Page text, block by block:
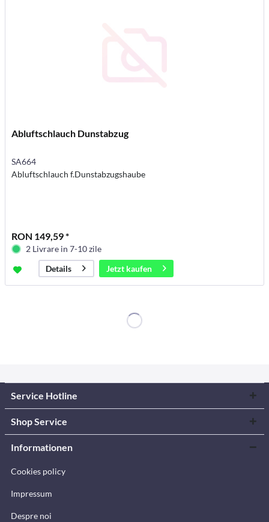
Abluftschlauch Dunstabzug
SA664
Abluftschlauch f.Dunstabzugshaube
RON 149,59 *
2 Livrare in 7-10 zile
Details
Jetzt kaufen
Service Hotline
Shop Service
Informationen
Cookies policy
Impressum
Despre noi